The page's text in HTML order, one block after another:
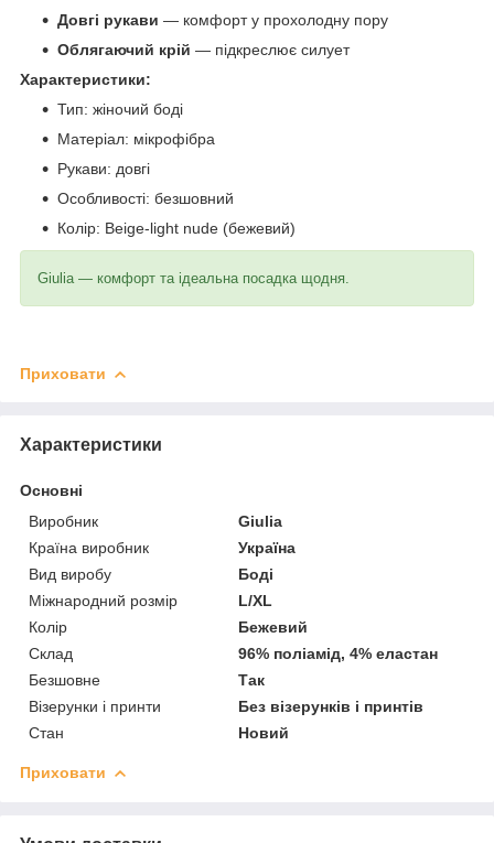
Довгі рукави — комфорт у прохолодну пору
Облягаючий крій — підкреслює силует
Характеристики:
Тип: жіночий боді
Матеріал: мікрофібра
Рукави: довгі
Особливості: безшовний
Колір: Beige-light nude (бежевий)
Giulia — комфорт та ідеальна посадка щодня.
Приховати
Характеристики
Основні
Виробник
Giulia
Країна виробник
Україна
Вид виробу
Боді
Міжнародний розмір
L/XL
Колір
Бежевий
Склад
96% поліамід, 4% еластан
Безшовне
Так
Візерунки і принти
Без візерунків і принтів
Стан
Новий
Приховати